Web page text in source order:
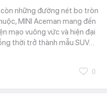
những đường nét bo tròn
MINI Aceman mang đến
mạo vuông vức và hiện đại
thời trở thành mẫu SUV…
0